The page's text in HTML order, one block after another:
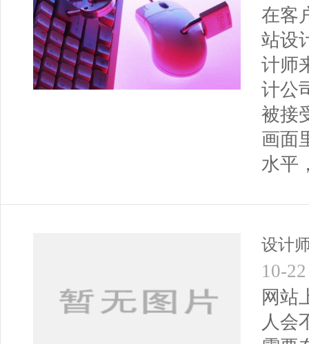
在客
站设
计师
计公
被接
画面
水平
设计
10-22
网站
人会